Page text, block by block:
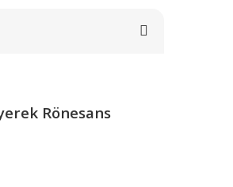
Rönesans